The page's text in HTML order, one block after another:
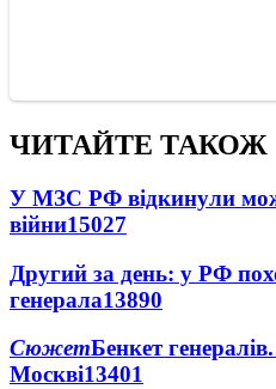
ЧИТАЙТЕ ТАКОЖ
У МЗС РФ відкинули
війни15027
Другий за день: у РФ
генерала13890
СюжетБенкет
Москві13401